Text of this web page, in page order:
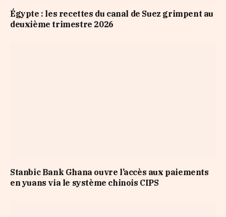
Égypte : les recettes du canal de Suez grimpent au
deuxième trimestre 2026
Stanbic Bank Ghana ouvre l’accès aux paiements
en yuans via le système chinois CIPS